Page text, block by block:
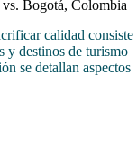
Bogotá, Colombia
calidad consiste
y destinos de turismo
se detallan aspectos